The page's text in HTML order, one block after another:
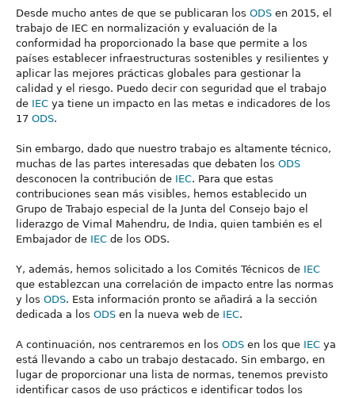
Desde mucho antes de que se publicaran los ODS en 2015, el
trabajo de IEC en normalización y evaluación de la
conformidad ha proporcionado la base que permite a los
países establecer infraestructuras sostenibles y resilientes y
aplicar las mejores prácticas globales para gestionar la
calidad y el riesgo. Puedo decir con seguridad que el trabajo
de IEC ya tiene un impacto en las metas e indicadores de los
17 ODS.
Sin embargo, dado que nuestro trabajo es altamente técnico,
muchas de las partes interesadas que debaten los ODS
desconocen la contribución de IEC. Para que estas
contribuciones sean más visibles, hemos establecido un
Grupo de Trabajo especial de la Junta del Consejo bajo el
liderazgo de Vimal Mahendru, de India, quien también es el
Embajador de IEC de los ODS.
Y, además, hemos solicitado a los Comités Técnicos de IEC
que establezcan una correlación de impacto entre las normas
y los ODS. Esta información pronto se añadirá a la sección
dedicada a los ODS en la nueva web de IEC.
A continuación, nos centraremos en los ODS en los que IEC ya
está llevando a cabo un trabajo destacado. Sin embargo, en
lugar de proporcionar una lista de normas, tenemos previsto
identificar casos de uso prácticos e identificar todos los